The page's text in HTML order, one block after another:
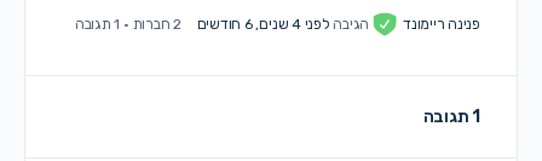
פנינה ריימונד הגיבה לפני 4 שנים, 6 חודשים 2 חברות · 1 תגובה
1 תגובה